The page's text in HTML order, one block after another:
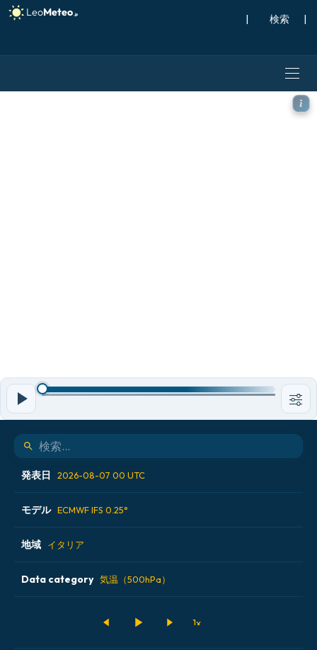
| |
ECMWF IFS 0.25° モデル
発表日 2026-08-07 00 UTC
2026-08-05 12 UTC
2026-08-06 00 UTC
2026-08-06 12 UTC
モデル ECMWF IFS 0.25°
ALADIN CZ 2.3 km
ECMWF AIFS [AI]
地域 イタリア
アイスランド
Data category 気温（500hPa）